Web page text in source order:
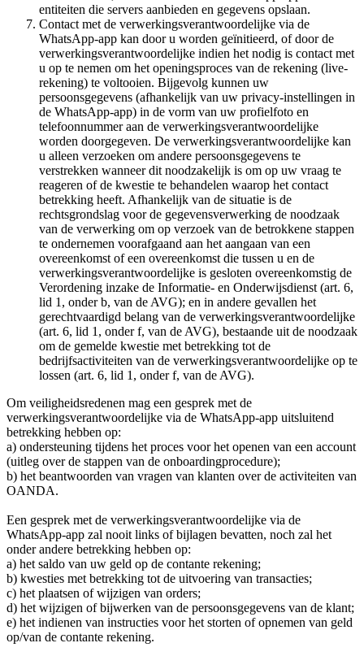
entiteiten die servers aanbieden en gegevens opslaan.
Contact met de verwerkingsverantwoordelijke via de
WhatsApp-app kan door u worden geïnitieerd, of door de
verwerkingsverantwoordelijke indien het nodig is contact met
u op te nemen om het openingsproces van de rekening (live-
rekening) te voltooien. Bijgevolg kunnen uw
persoonsgegevens (afhankelijk van uw privacy-instellingen in
de WhatsApp-app) in de vorm van uw profielfoto en
telefoonnummer aan de verwerkingsverantwoordelijke
worden doorgegeven. De verwerkingsverantwoordelijke kan
u alleen verzoeken om andere persoonsgegevens te
verstrekken wanneer dit noodzakelijk is om op uw vraag te
reageren of de kwestie te behandelen waarop het contact
betrekking heeft. Afhankelijk van de situatie is de
rechtsgrondslag voor de gegevensverwerking de noodzaak
van de verwerking om op verzoek van de betrokkene stappen
te ondernemen voorafgaand aan het aangaan van een
overeenkomst of een overeenkomst die tussen u en de
verwerkingsverantwoordelijke is gesloten overeenkomstig de
Verordening inzake de Informatie- en Onderwijsdienst (art. 6,
lid 1, onder b, van de AVG); en in andere gevallen het
gerechtvaardigd belang van de verwerkingsverantwoordelijke
(art. 6, lid 1, onder f, van de AVG), bestaande uit de noodzaak
om de gemelde kwestie met betrekking tot de
bedrijfsactiviteiten van de verwerkingsverantwoordelijke op te
lossen (art. 6, lid 1, onder f, van de AVG).
Om veiligheidsredenen mag een gesprek met de
verwerkingsverantwoordelijke via de WhatsApp-app uitsluitend
betrekking hebben op:
a) ondersteuning tijdens het proces voor het openen van een account
(uitleg over de stappen van de onboardingprocedure);
b) het beantwoorden van vragen van klanten over de activiteiten van
OANDA.
Een gesprek met de verwerkingsverantwoordelijke via de
WhatsApp-app zal nooit links of bijlagen bevatten, noch zal het
onder andere betrekking hebben op:
a) het saldo van uw geld op de contante rekening;
b) kwesties met betrekking tot de uitvoering van transacties;
c) het plaatsen of wijzigen van orders;
d) het wijzigen of bijwerken van de persoonsgegevens van de klant;
e) het indienen van instructies voor het storten of opnemen van geld
op/van de contante rekening.